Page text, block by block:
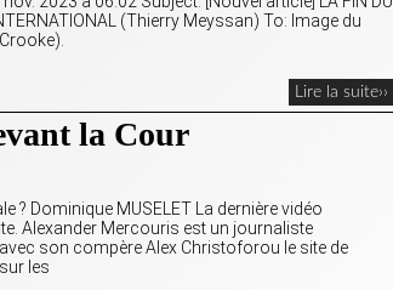
(Thierry Meyssan) To: Image du
Lire la suite››
la Cour
? Dominique MUSELET La dernière vidéo
Alexander Mercouris est un journaliste
son compère Alex Christoforou le site de
les